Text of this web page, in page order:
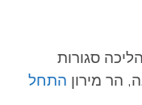
סגורות
הר מירון התחל